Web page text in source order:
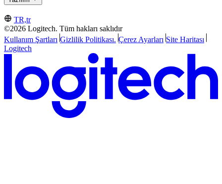
TR,tr
©2026 Logitech. Tüm hakları saklıdır
Kullanım Şartları Gizlilik Politikası. Çerez Ayarları Site Haritası
Logitech